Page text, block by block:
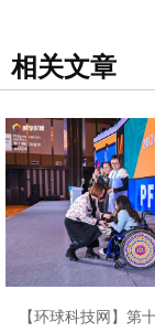
相关文章
【环球科技网】第